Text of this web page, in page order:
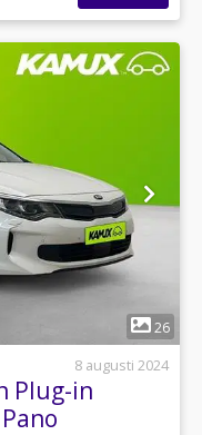
26
8 augusti 2024
Plug-in